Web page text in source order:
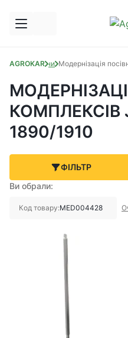
AGROKAR
Запчастини Модернізація
КОМПЛЕКСІВ
1890/1910
ФІЛЬТР
Ви обрали:
Код товару:MED004428